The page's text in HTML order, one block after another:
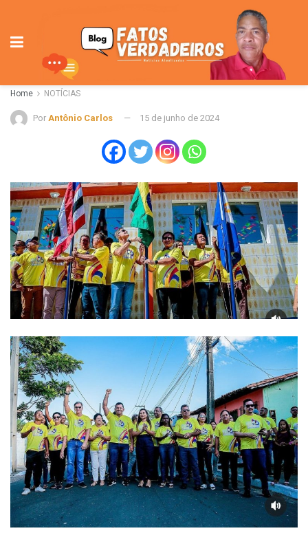
Home NOTÍCIAS
Por Antônio Carlos 15 de junho de 2024